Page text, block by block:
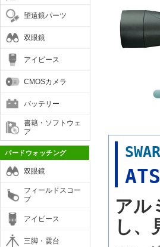
望遠鏡パーツ
双眼鏡
アイピース
CMOSカメラ
バッテリー
書籍・ソフトウェ
ア
バードウォッチング
双眼鏡
フィールドスコー
プ
アイピース
三脚・雲台
アル
し、